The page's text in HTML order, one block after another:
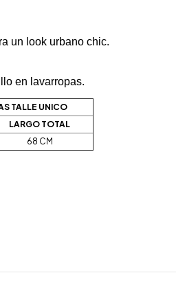
un look urbano chic.
en lavarropas.
TALLE UNICO
LARGO TOTAL
68 CM